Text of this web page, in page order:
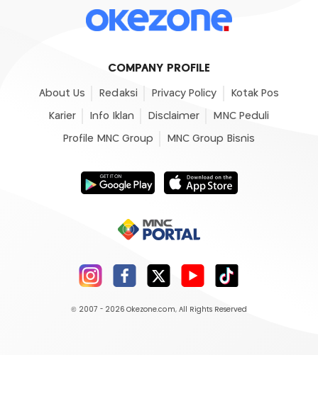
COMPANY PROFILE
About Us Redaksi Privacy Policy Kotak Pos
Karier Info Iklan Disclaimer MNC Peduli
Profile MNC Group MNC Group Bisnis
© 2007 - 2026 Okezone.com, All Rights Reserved